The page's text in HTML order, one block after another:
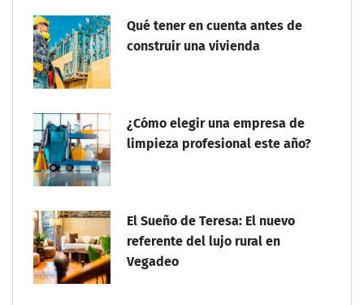
Qué tener en cuenta antes de
construir una vivienda
¿Cómo elegir una empresa de
limpieza profesional este año?
El Sueño de Teresa: El nuevo
referente del lujo rural en
Vegadeo